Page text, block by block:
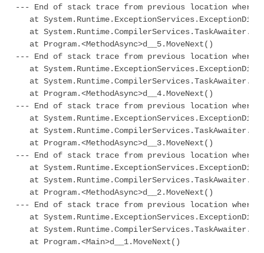
--- End of stack trace from previous location where
at
at
   at Program.<MethodAsync>d__5.MoveNext()
--- End of stack trace from previous location where
at
at
   at Program.<MethodAsync>d__4.MoveNext()
--- End of stack trace from previous location where
at
at
   at Program.<MethodAsync>d__3.MoveNext()
--- End of stack trace from previous location where
at
at
   at Program.<MethodAsync>d__2.MoveNext()
--- End of stack trace from previous location where
at
at
   at Program.<Main>d__1.MoveNext()